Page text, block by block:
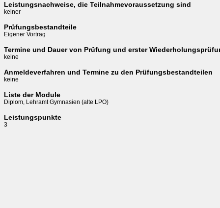
Leistungsnachweise, die Teilnahmevoraussetzung sind
keiner
Prüfungsbestandteile
Eigener Vortrag
Termine und Dauer von Prüfung und erster
keine
Anmeldeverfahren und Termine zu den Prüfungsbestandteilen
keine
Liste der Module
Diplom, Lehramt Gymnasien (alte LPO)
Leistungspunkte
3